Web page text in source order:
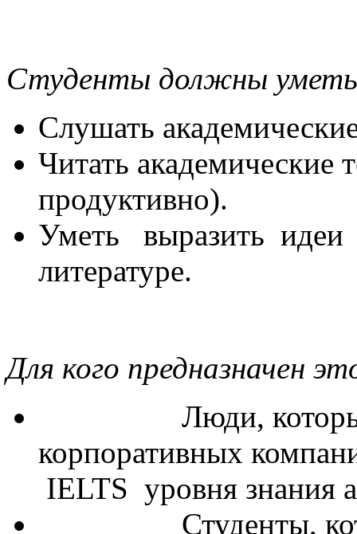
Студенты должны
Слушать
Читать
продуктивно).
Уметь выразить идеи
литературе.
Для кого предназначен
Люди, которые
корпоративных
IELTS уровня знания
Студенты,